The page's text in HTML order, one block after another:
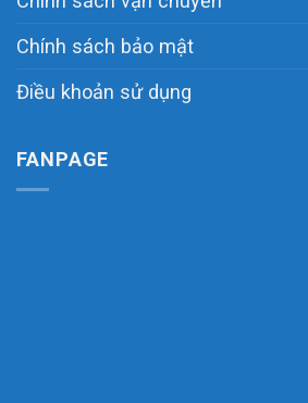
Chính sách bảo mật
Điều khoản sử dụng
FANPAGE